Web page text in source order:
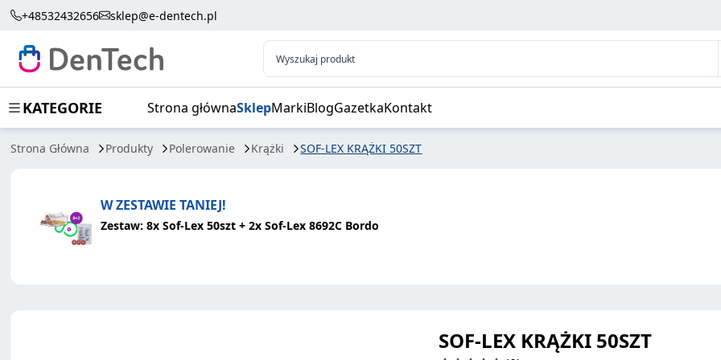
+48532432656 sklep@e-dentech.pl
Wyszukaj produkt
KATEGORIE Strona głównaSklepMarkiBlogGazetkaKontakt
Strona Główna Produkty Polerowanie Krążki SOF-LEX KRĄŻKI 50SZT
SOF-LEX KRĄŻKI 50SZT
W ZESTAWIE TANIEJ!
Zestaw: 8x Sof-Lex 50szt + 2x Sof-Lex 8692C Bordo
SOF-LEX KRĄŻKI 50SZT